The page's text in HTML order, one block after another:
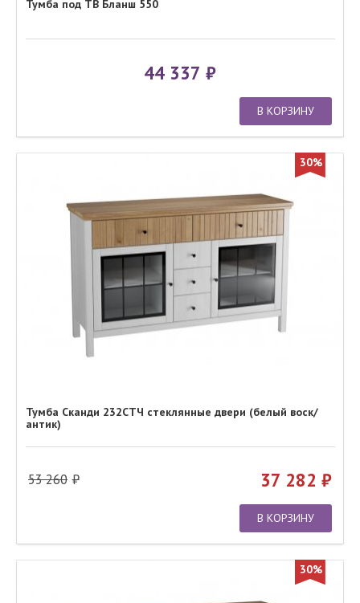
Тумба под ТВ Бланш 550
44 337
В КОРЗИНУ
30%
Тумба Сканди 232СТЧ стеклянные двери (белый воск/
антик)
53 260 37 282
В КОРЗИНУ
30%